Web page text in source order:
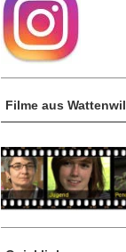
Filme aus Wattenwil